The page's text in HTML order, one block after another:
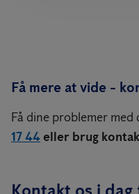
Få mere at vide -
Få dine problemer med
17 44 eller brug